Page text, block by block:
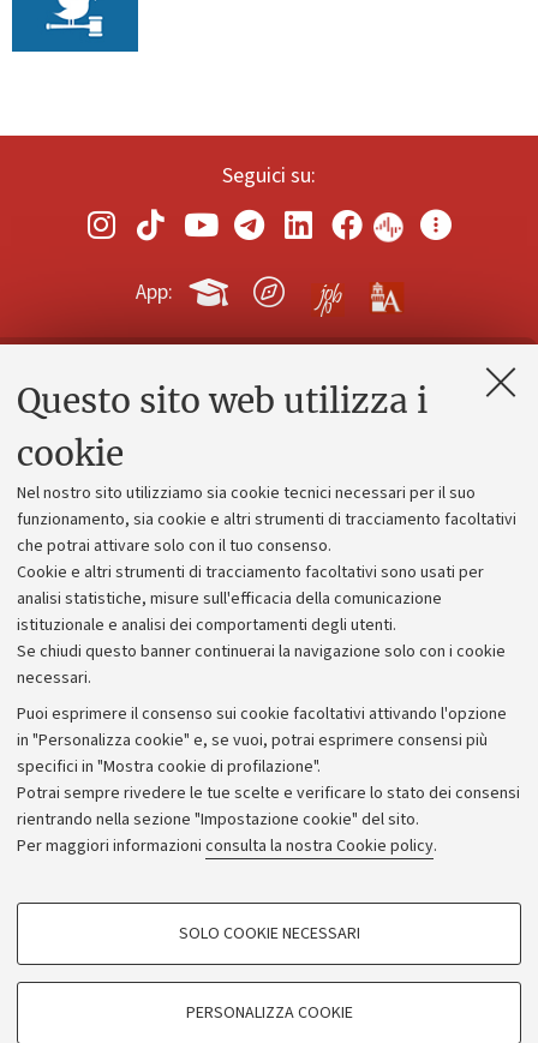
Questo sito web utilizza i
cookie
Nel nostro sito utilizziamo sia cookie tecnici necessari per il suo
funzionamento, sia cookie e altri strumenti di tracciamento facoltativi
che potrai attivare solo con il tuo consenso.
Cookie e altri strumenti di tracciamento facoltativi sono usati per
analisi statistiche, misure sull'efficacia della comunicazione
istituzionale e analisi dei comportamenti degli utenti.
Se chiudi questo banner continuerai la navigazione solo con i cookie
necessari.
Puoi esprimere il consenso sui cookie facoltativi attivando l'opzione
in "Personalizza cookie" e, se vuoi, potrai esprimere consensi più
specifici in "Mostra cookie di profilazione".
Potrai sempre rivedere le tue scelte e verificare lo stato dei consensi
rientrando nella sezione "Impostazione cookie" del sito.
Per maggiori informazioni consulta la nostra Cookie policy.
COOKIE DI PROFILAZIONE - FACOLTATIVI
SOLO COOKIE NECESSARI
PERSONALIZZA COOKIE
Seguici su:
App:
Contatti e PEC
Alumni community
Piano strategico
Bilanci
Donazioni e 5x1000
Bandi, gare e concorsi
Albo online
Amministrazione trasparente
Atti di notifica
Informazioni sul sito e accessibilità
Dichiarazione di accessibilità
Privacy e note legali
Impostazioni Cookie